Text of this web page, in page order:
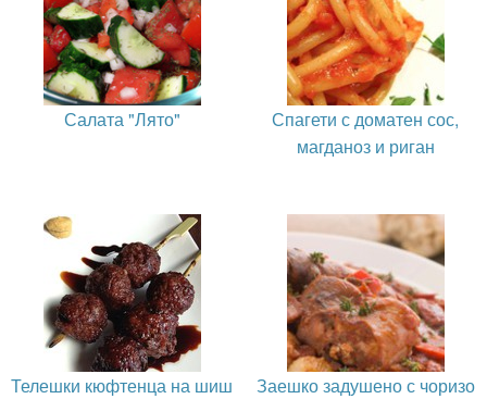
Салата "Лято"
Спагети с доматен сос,
магданоз и риган
Телешки кюфтенца на шиш Заешко задушено с чоризо